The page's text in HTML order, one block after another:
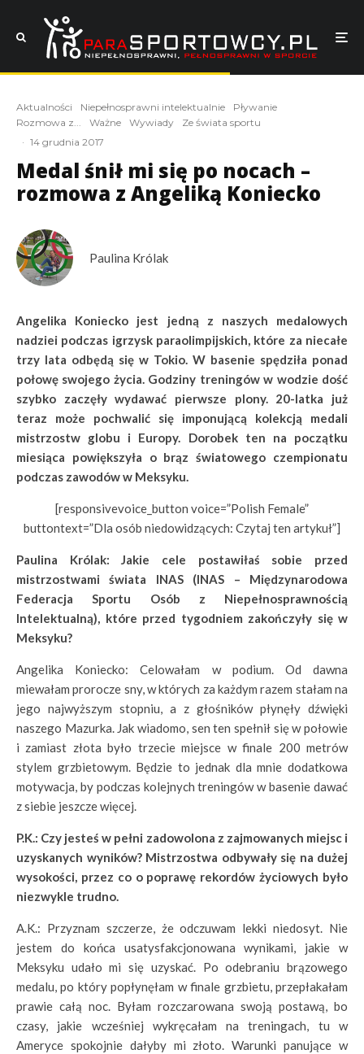
Aktualności Niepełnosprawni intelektualnie
Pływanie
Rozmowa z...
Ważne Wywiady
Ze świata sportu
· 14 grudnia 2017
Medal śnił mi się po nocach –
rozmowa z Angeliką Koniecko
Paulina Królak
Angelika Koniecko jest jedną z naszych medalowych
nadziei podczas igrzysk paraolimpijskich, które za niecałe
trzy lata odbędą się w Tokio. W basenie spędziła ponad
połowę swojego życia. Godziny treningów w wodzie dość
szybko zaczęły wydawać pierwsze plony. 20-latka już
teraz może pochwalić się imponującą kolekcją medali
mistrzostw globu i Europy. Dorobek ten na początku
miesiąca powiększyła o brąz światowego czempionatu
podczas zawodów w Meksyku.
[responsivevoice_button voice=”Polish Female”
buttontext=”Dla osób niedowidzących: Czytaj ten artykuł”]
Paulina Królak: Jakie cele postawiłaś sobie przed
mistrzostwami świata INAS (INAS – Międzynarodowa
Federacja Sportu Osób z Niepełnosprawnością
Intelektualną), które przed tygodniem zakończyły się w
Meksyku?
Angelika Koniecko: Celowałam w podium. Od dawna
miewałam prorocze sny, w których za każdym razem stałam na
jego najwyższym stopniu, a z głośników płynęły dźwięki
naszego Mazurka. Jak wiadomo, sen ten spełnił się w połowie
i zamiast złota było trzecie miejsce w finale 200 metrów
stylem grzbietowym. Będzie to jednak dla mnie dodatkowa
motywacja, by podczas kolejnych treningów w basenie dawać
z siebie jeszcze więcej.
P.K.: Czy jesteś w pełni zadowolona z zajmowanych miejsc i
uzyskanych wyników? Mistrzostwa odbywały się na dużej
wysokości, przez co o poprawę rekordów życiowych było
niezwykle trudno.
A.K.: Przyznam szczerze, że odczuwam lekki niedosyt. Nie
jestem do końca usatysfakcjonowana wynikami, jakie w
Meksyku udało mi się uzyskać. Po odebraniu brązowego
medalu, po który popłynęłam w finale grzbietu, przepłakałam
prawie całą noc. Byłam rozczarowana swoją postawą, bo
czasy, jakie wcześniej wykręcałam na treningach, tu w
Ameryce spokojnie dałyby mi złoto. Warunki panujące w